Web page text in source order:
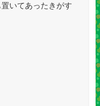
いてあったきがす